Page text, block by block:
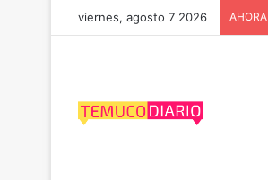
viernes, agosto 7 2026 AHORA